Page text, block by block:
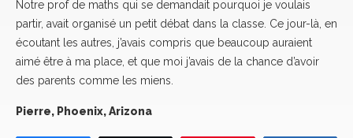
Notre prof de maths qui se demandait pourquoi je voulais
partir, avait organisé un petit débat dans la classe. Ce jour-là, en
écoutant les autres, j’avais compris que beaucoup auraient
aimé être à ma place, et que moi j’avais de la chance d’avoir
des parents comme les miens.
Pierre, Phoenix, Arizona